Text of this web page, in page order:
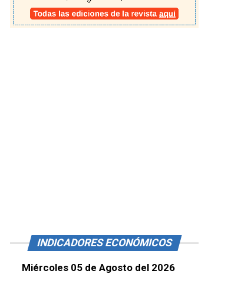
INDICADORES ECONÓMICOS
Miércoles 05 de Agosto del 2026